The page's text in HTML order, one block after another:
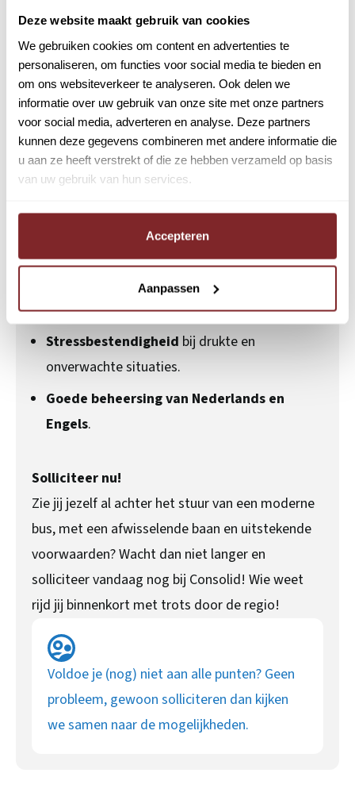
Deze website maakt gebruik van cookies
We gebruiken cookies om content en advertenties te
personaliseren, om functies voor social media te bieden en
om ons websiteverkeer te analyseren. Ook delen we
informatie over uw gebruik van onze site met onze partners
voor social media, adverteren en analyse. Deze partners
kunnen deze gegevens combineren met andere informatie die
u aan ze heeft verstrekt of die ze hebben verzameld op basis
van uw gebruik van hun services.
Accepteren
Aanpassen
Om buschauffeur bij Consolid te worden, heb je:
Rijbewijs D + Code 95(of je bent bereid deze
via ons te behalen).
Een geneeskundige verklaringvoor
rijgeschiktheid.
Een Verklaring Omtrent Gedrag (VOG) en
om wisselende diensten te
Verantwoordelijkheidsgevoel en goede
communicatieve vaardigheden.
Stressbestendigheid bij drukte en
onverwachte situaties.
Goede beheersing van Nederlands en
Engels.
Solliciteer nu!
Zie jij jezelf al achter het stuur van een moderne
bus, met een afwisselende baan en uitstekende
voorwaarden? Wacht dan niet langer en
solliciteer vandaag nog bij Consolid! Wie weet
rijd jij binnenkort met trots door de regio!
Voldoe je (nog) niet aan alle punten? Geen
probleem, gewoon solliciteren dan kijken
we samen naar de mogelijkheden.